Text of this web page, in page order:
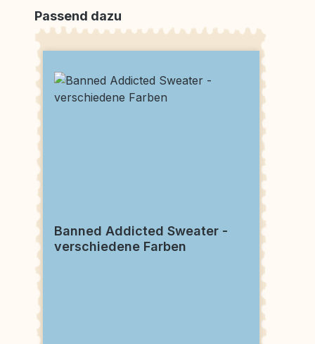
Produktgalerie überspringen
Passend dazu
Banned Addicted Sweater -
verschiedene Farben